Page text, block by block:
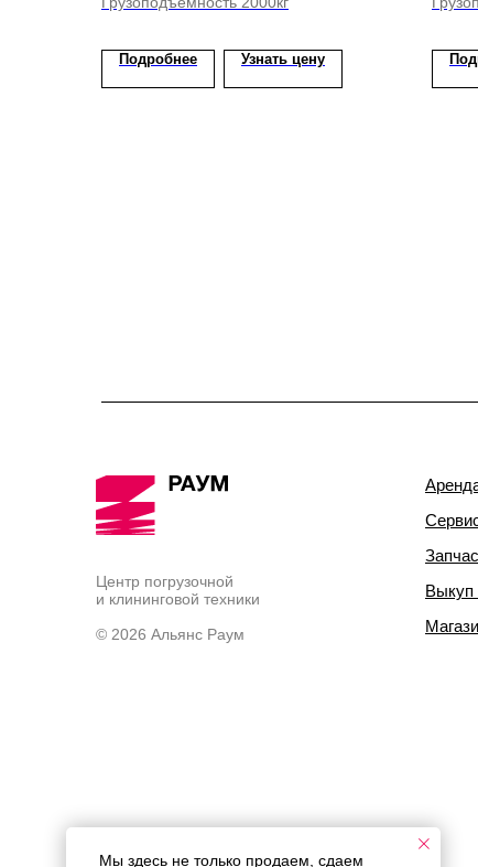
Подробнее Узнать цену
Центр погрузочной
и клининговой техники
© 2026 Альянс Раум
Выкуп
Мы здесь не только продаем, сдаем